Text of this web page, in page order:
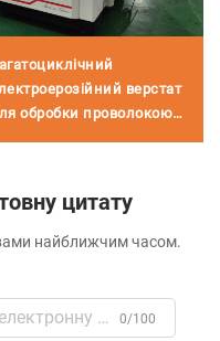
верстат
обробки проволокою
цитату
найближчим часом.
0/100